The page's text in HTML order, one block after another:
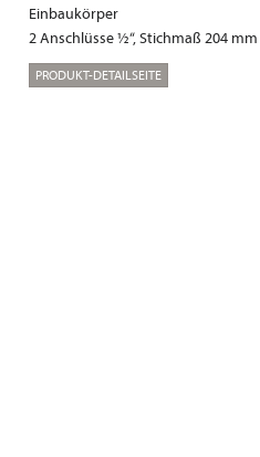
Einbaukörper
2 Anschlüsse ½“, Stichmaß 204 mm
PRODUKT-DETAILSEITE